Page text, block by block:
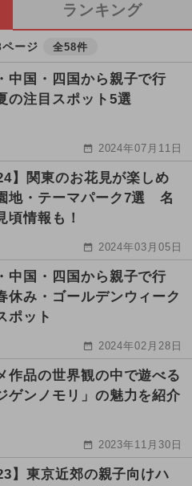
ランキング
ージ 全58件
中国・四国から親子で行
の注目スポット5選
2024年07月11日
】関東のお花見が楽しめ
地・テーマパーク7選 名
頃情報も！
2024年03月05日
中国・四国から親子で行
休み・ゴールデンウィーク
ポット
2024年02月28日
作品の世界観の中で遊べる
ゲンノモリ」の魅力を紹介
2023年11月30日
】東京近郊の親子向けハ